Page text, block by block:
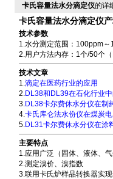
卡氏容量法水分滴定仪的详
卡氏容量法水分滴定仪
技术参数
1.水分测定范围：100ppm～
2.用户方法内存：1个/50个（
技术文章
1.滴定在医药行业的应用
2.DL38和DL39在石化行业中
3.DL38卡尔费休水分仪在制
4.卡氏库仑法水份仪在煤炭
5.DL31卡尔费休水分仪在涂
主要特点
1.应用广泛（固体、液体、
2.测定溴价、溴指数
3.联用卡氏炉样品转换器实